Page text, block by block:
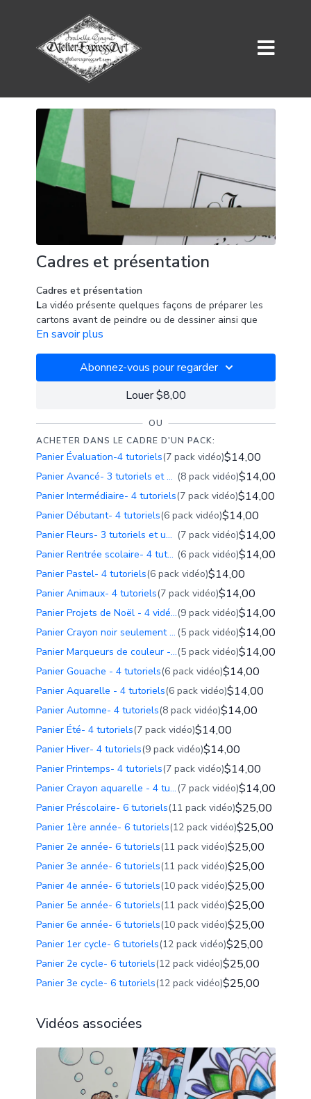
Cadres et présentation
Cadres et présentation
La vidéo présente quelques façons de préparer les
cartons avant de peindre ou de dessiner ainsi que
quelques manières de mettre en valeur les
cadrage préparé à partir des trucs et astuces de
cette vidéo.
e matériel et la technique de coupe proposés
pour les projets, de petit ou de grand format.
Propositions d’achats chez Deserres
Tapis de coupe Deserres DTC09, 12, 18 ou 24
Règle en acier inoxydable avec liège DRM12, 15, 18
ou 36
Couteau sécuritaire à lame rétractable OSK-4
Ruban-cache vert à faible adhérence, 1 po GS026
En savoir plus
Abonnez-vous pour regarder
Louer $8,00
OU
ACHETER DANS LE CADRE D'UN PACK:
Panier Évaluation-4 tutoriels(7 pack vidéo)$14,00
Panier Avancé- 3 tutoriels et une proposition de création (8 pack vidéo)$14,00
Panier Intermédiaire- 4 tutoriels(7 pack vidéo)$14,00
Panier Débutant- 4 tutoriels(6 pack vidéo)$14,00
Panier Fleurs- 3 tutoriels et une proposition de création (7 pack vidéo)$14,00
Panier Rentrée scolaire- 4 tutoriels (6 pack vidéo)$14,00
Panier Pastel- 4 tutoriels(6 pack vidéo)$14,00
Panier Animaux- 4 tutoriels(7 pack vidéo)$14,00
Panier Projets de Noël - 4 vidéos thématiques(9 pack vidéo)$14,00
Panier Crayon noir seulement - 4 tutoriels (5 pack vidéo)$14,00
Panier Marqueurs de couleur - 4 tutoriels(5 pack vidéo)$14,00
Panier Gouache - 4 tutoriels(6 pack vidéo)$14,00
Panier Aquarelle - 4 tutoriels(6 pack vidéo)$14,00
Panier Automne- 4 tutoriels(8 pack vidéo)$14,00
Panier Été- 4 tutoriels(7 pack vidéo)$14,00
Panier Hiver- 4 tutoriels(9 pack vidéo)$14,00
Panier Printemps- 4 tutoriels(7 pack vidéo)$14,00
Panier Crayon aquarelle - 4 tutoriels(7 pack vidéo)$14,00
Panier Préscolaire- 6 tutoriels(11 pack vidéo)$25,00
Panier 1ère année- 6 tutoriels(12 pack vidéo)$25,00
Panier 2e année- 6 tutoriels(11 pack vidéo)$25,00
Panier 3e année- 6 tutoriels(11 pack vidéo)$25,00
Panier 4e année- 6 tutoriels(10 pack vidéo)$25,00
Panier 5e année- 6 tutoriels(11 pack vidéo)$25,00
Panier 6e année- 6 tutoriels(10 pack vidéo)$25,00
Panier 1er cycle- 6 tutoriels(12 pack vidéo)$25,00
Panier 2e cycle- 6 tutoriels(12 pack vidéo)$25,00
Panier 3e cycle- 6 tutoriels(12 pack vidéo)$25,00
Vidéos associées